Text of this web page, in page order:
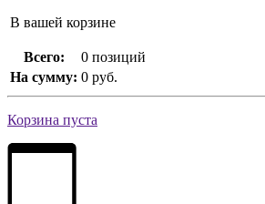
В вашей корзине
Всего:
0 позиций
На сумму: 0 руб.
Корзина пуста